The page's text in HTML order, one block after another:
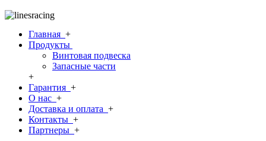
Главная +
Продукты
Винтовая подвеска
Запасные части
+
Гарантия +
О нас +
Доставка и оплата +
Контакты +
Партнеры +